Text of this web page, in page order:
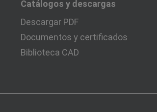
Catálogos y descargas
Descargar PDF
Documentos y certificados
Biblioteca CAD